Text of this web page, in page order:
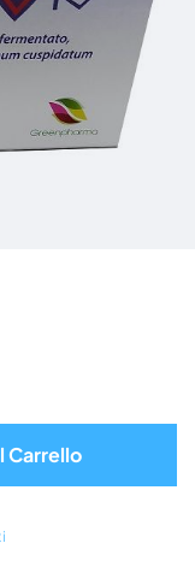
Carrello